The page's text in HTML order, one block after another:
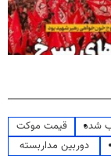
شده
قیمت موکت
دوربین مداربسته